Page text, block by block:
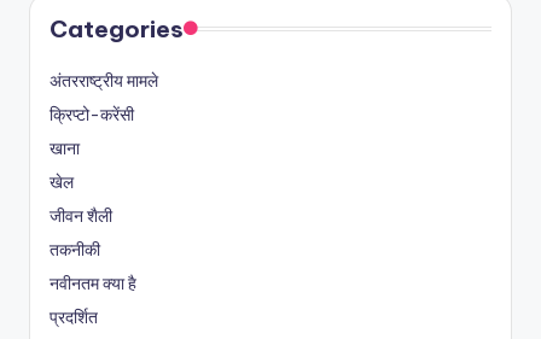
Categories
अंतरराष्ट्रीय मामले
क्रिप्टो-करेंसी
खाना
खेल
जीवन शैली
तकनीकी
नवीनतम क्या है
प्रदर्शित